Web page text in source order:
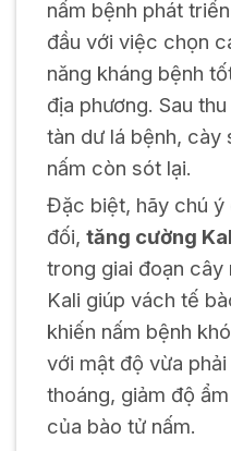
nấm bệnh phát
đầu với việc chọn
năng kháng bệnh
địa phương. Sau
tàn dư lá bệnh, cày
nấm còn sót lại.
Đặc biệt, hãy chú ý
đối, tăng cường
trong giai đoạn cây
Kali giúp vách tế
khiến nấm bệnh
với mật độ vừa
thoáng, giảm độ
của bào tử nấm.